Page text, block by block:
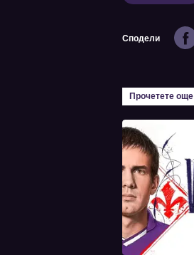
Сподели
Прочетете още